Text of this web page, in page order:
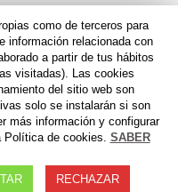
I AVISO
como de terceros para
información relacionada con
a partir de tus hábitos
visitadas). Las cookies
del sitio web son
solo se instalarán si son
más información y configurar
Política de cookies. SABER
RECHAZAR